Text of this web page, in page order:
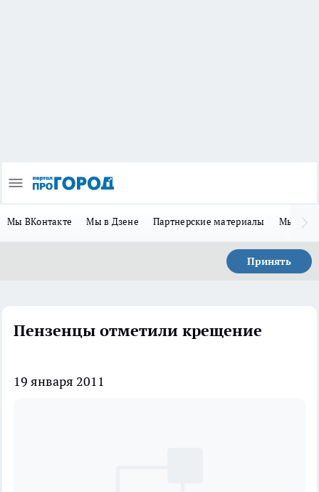
Мы ВКонтакте Мы в Дзене Партнерские материалы Мы в
Принять
Пензенцы отметили крещение
19 января 2011